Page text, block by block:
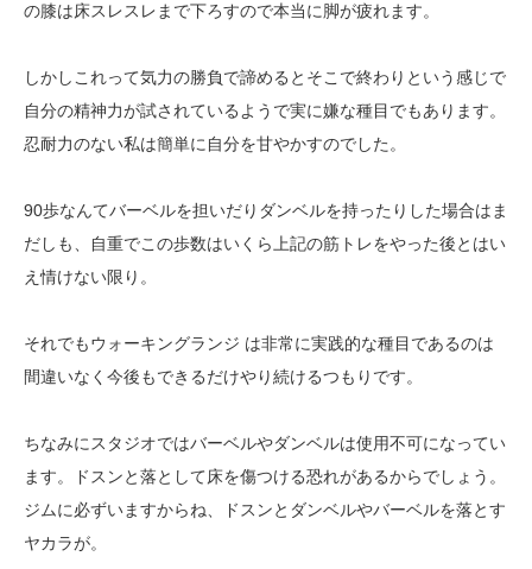
の膝は床スレスレまで下ろすので本当に脚が疲れます。
しかしこれって気力の勝負で諦めるとそこで終わりという感じで
自分の精神力が試されているようで実に嫌な種目でもあります。
忍耐力のない私は簡単に自分を甘やかすのでした。
90歩なんてバーベルを担いだりダンベルを持ったりした場合はま
だしも、自重でこの歩数はいくら上記の筋トレをやった後とはい
え情けない限り。
それでもウォーキングランジ は非常に実践的な種目であるのは
間違いなく今後もできるだけやり続けるつもりです。
ちなみにスタジオではバーベルやダンベルは使用不可になってい
ます。ドスンと落として床を傷つける恐れがあるからでしょう。
ジムに必ずいますからね、ドスンとダンベルやバーベルを落とす
ヤカラが。